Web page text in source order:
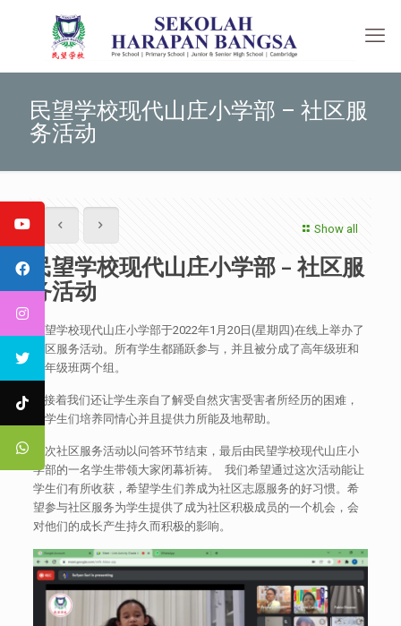
民望学校现代山庄小学部 – 社区服
务活动
Show all
民望学校现代山庄小学部 – 社区服
务活动
民望学校现代山庄小学部于2022年1月20日(星期四)在线上举办了
社区服务活动。所有学生都踊跃参与，并且被分成了高年级班和
低年级班两个组。
接着我们还让学生亲自了解受自然灾害受害者所经历的困难，
让学生们培养同情心并且提供力所能及地帮助。
本次社区服务活动以问答环节结束，最后由民望学校现代山庄小
学部的一名学生带领大家闭幕祈祷。 我们希望通过这次活动能让
学生们有所收获，希望学生们养成为社区志愿服务的好习惯。希
望参与社区服务为学生提供了成为社区积极成员的一个机会，会
对他们的成长产生持久而积极的影响。